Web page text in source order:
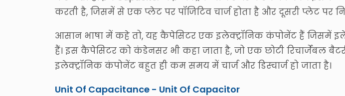
करती है, जिसमें से एक प्लेट पर पॉजिटिव चार्ज होता है और दूसरी प्लेट पर
आसान भाषा में कहे तो, यह कैपेसिटर एक इलेक्ट्रॉनिक कंपोनेंट हैं जिसमें
हैं। इस कैपेसिटर को कंडेनसर भी कहा जाता है, जो एक छोटी रिचार्जेबल
इलेक्ट्रॉनिक कंपोनेंट बहुत ही कम समय में चार्ज और डिस्चार्ज हो जाता है।
Unit Of Capacitance - Unit Of Capacitor